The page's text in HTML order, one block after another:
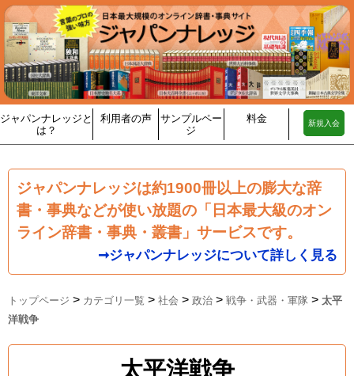
ジャパンナレッジと
は？
利用者の声
サンプルペー
ジ
料金 新規入会
ジャパンナレッジは約1900冊以上の膨大な辞
書・事典などが使い放題の「日本最大級のオン
ライン辞書・事典・叢書」サービスです。
➞ジャパンナレッジについて詳しく見る
トップページ > カテゴリ一覧 > 社会 > 政治 > 戦争・武器・軍隊 > 太平
洋戦争
太平洋戦争